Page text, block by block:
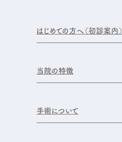
はじめての方へ（初診案内）
当院の特徴
手術について